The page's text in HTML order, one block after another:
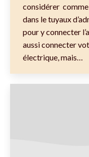
considérer
dans le tuyaux
pour y connecter
aussi connecter
électrique, mais…